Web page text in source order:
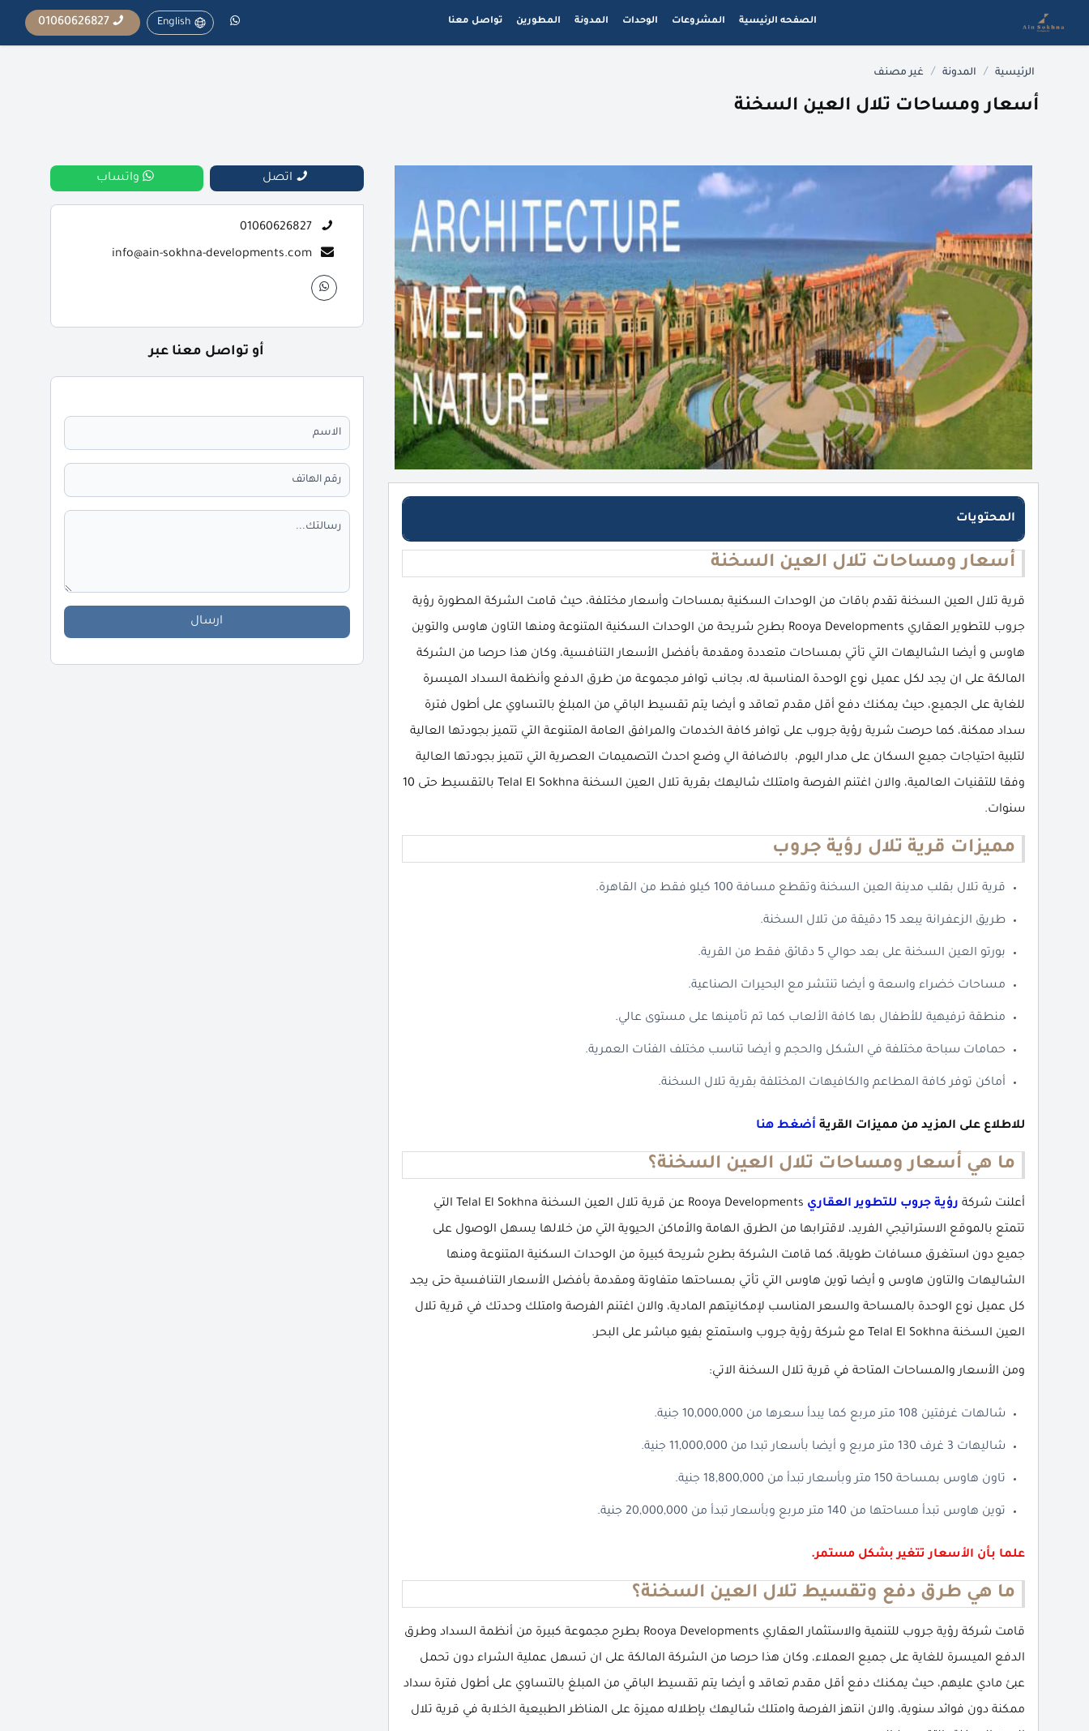
الصفحه الرئيسية المشروعات الوحدات المدونة المطورين تواصل معنا English
01060626827
الرئيسية / المدونة / غير مصنف
أسعار ومساحات تلال العين السخنة
المحتويات
أسعار ومساحات تلال العين السخنة
قرية تلال العين السخنة تقدم باقات من الوحدات السكنية بمساحات وأسعار مختلفة، حيث قامت الشركة المطورة رؤية
جروب للتطوير العقاري Rooya Developments بطرح شريحة من الوحدات السكنية المتنوعة ومنها التاون هاوس والتوين
هاوس و أيضا الشاليهات التي تأتي بمساحات متعددة ومقدمة بأفضل الأسعار التنافسية، وكان هذا حرصا من الشركة
المالكة على ان يجد لكل عميل نوع الوحدة المناسبة له، بجانب توافر مجموعة من طرق الدفع وأنظمة السداد الميسرة
للغاية على الجميع، حيث يمكنك دفع أقل مقدم تعاقد و أيضا يتم تقسيط الباقي من المبلغ بالتساوي على أطول فترة
سداد ممكنة، كما حرصت شرية رؤية جروب على توافر كافة الخدمات والمرافق العامة المتنوعة التي تتميز بجودتها العالية
لتلبية احتياجات جميع السكان على مدار اليوم، بالاضافة الي وضع احدث التصميمات العصرية التي تتميز بجودتها العالية
وفقا للتقنيات العالمية، والان اغتنم الفرصة وامتلك شاليهك بقرية تلال العين السخنة Telal El Sokhna بالتقسيط حتى 10
سنوات.
مميزات قرية تلال رؤية جروب
قرية تلال بقلب مدينة العين السخنة وتقطع مسافة 100 كيلو فقط من القاهرة.
طريق الزعفرانة يبعد 15 دقيقة من تلال السخنة.
بورتو العين السخنة على بعد حوالي 5 دقائق فقط من القرية.
مساحات خضراء واسعة و أيضا تنتشر مع البحيرات الصناعية.
منطقة ترفيهية للأطفال بها كافة الألعاب كما تم تأمينها على مستوى عالي.
حمامات سباحة مختلفة في الشكل والحجم و أيضا تناسب مختلف الفئات العمرية.
أماكن توفر كافة المطاعم والكافيهات المختلفة بقرية تلال السخنة.
للاطلاع على المزيد من مميزات القرية أضغط هنا
ما هي أسعار ومساحات تلال العين السخنة؟
أعلنت شركة رؤية جروب للتطوير العقاري
Rooya Developments عن قرية تلال العين السخنة Telal El Sokhna التي
تتمتع بالموقع الاستراتيجي الفريد، لاقترابها من الطرق الهامة والأماكن الحيوية التي من خلالها يسهل الوصول على
جميع دون استغرق مسافات طويلة، كما قامت الشركة بطرح شريحة كبيرة من الوحدات السكنية المتنوعة ومنها
الشاليهات والتاون هاوس و أيضا توين هاوس التي تأتي بمساحتها متفاوتة ومقدمة بأفضل الأسعار التنافسية حتى يجد
كل عميل نوع الوحدة بالمساحة والسعر المناسب لإمكانيتهم المادية، والان اغتنم الفرصة وامتلك وحدتك في قرية تلال
العين السخنة Telal El Sokhna مع شركة رؤية جروب واستمتع بفيو مباشر على البحر.
ومن الأسعار والمساحات المتاحة في قرية تلال السخنة الاتي:
شالهات غرفتين 108 متر مربع كما يبدأ سعرها من 10,000,000 جنية.
شاليهات 3 غرف 130 متر مربع و أيضا بأسعار تبدا من 11,000,000 جنية.
تاون هاوس بمساحة 150 متر وبأسعار تبدأ من 18,800,000 جنية.
توين هاوس تبدأ مساحتها من 140 متر مربع وبأسعار تبدأ من 20,000,000 جنية.
علما بأن الأسعار تتغير بشكل مستمر.
ما هي طرق دفع وتقسيط تلال العين السخنة؟
قامت شركة رؤية جروب للتنمية والاستثمار العقاري Rooya Developments بطرح مجموعة كبيرة من أنظمة السداد وطرق
الدفع الميسرة للغاية على جميع العملاء، وكان هذا حرصا من الشركة المالكة على ان تسهل عملية الشراء دون تحمل
عبئ مادي عليهم، حيث يمكنك دفع أقل مقدم تعاقد و أيضا يتم تقسيط الباقي من المبلغ بالتساوي على أطول فترة سداد
ممكنة دون فوائد سنوية، والان انتهز الفرصة وامتلك شاليهك بإطلاله مميزة على المناظر الطبيعية الخلابة في قرية تلال
اتصل واتساب
01060626827
info@ain-sokhna-developments.com
أو تواصل معنا عبر
ارسال